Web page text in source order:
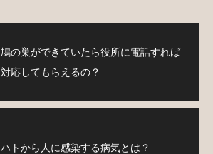
鳩の巣ができていたら役所に電話すれば
対応してもらえるの？
ハトから人に感染する病気とは？